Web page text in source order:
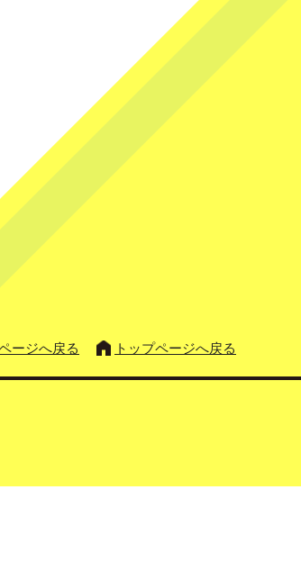
ージへ戻る トップページへ戻る